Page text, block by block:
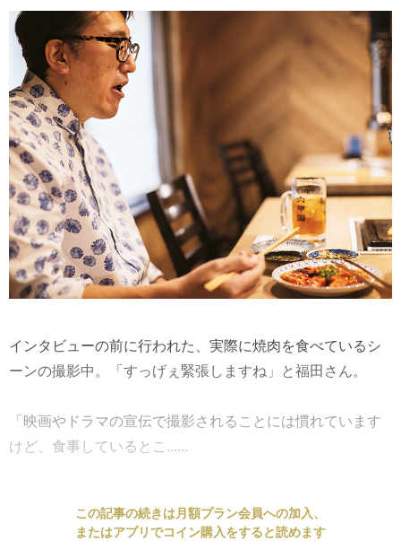
インタビューの前に行われた、実際に焼肉を食べているシ
ーンの撮影中。「すっげぇ緊張しますね」と福田さん。
「映画やドラマの宣伝で撮影されることには慣れています
けど、食事しているとこ......
この記事の続きは月額プラン会員への加入、
またはアプリでコイン購入をすると読めます